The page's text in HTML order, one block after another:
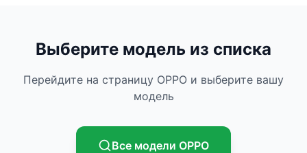
Выберите модель из списка
Перейдите на страницу OPPO и выберите вашу
модель
Все модели OPPO